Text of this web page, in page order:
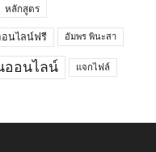
หลักสูตร
อนไลน์ฟรี อัมพร พินะสา
ออนไลน์ แจกไฟล์